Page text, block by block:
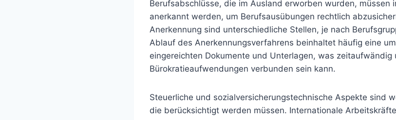
Berufsabschlüsse, die im Ausland erworben wurden, müssen
anerkannt werden, um Berufsausübungen rechtlich
Anerkennung sind unterschiedliche Stellen, je nach
Ablauf des Anerkennungsverfahrens beinhaltet häufig eine
eingereichten Dokumente und Unterlagen, was zeitaufwändig
Bürokratieaufwendungen verbunden sein kann.
Steuerliche und sozialversicherungstechnische Aspekte sind
die berücksichtigt werden müssen. Internationale